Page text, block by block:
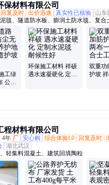
保材料有限公司
回复及时 出价迅速 真实性已核验
山东
毯、隧道防水板、膨润土防水毯、复合
垃圾填埋场用防渗膜
工绿
公路
环保施工材料 祥硕
遇水速凝硬化 定制
双重功
护坡
程材料有限公司
4年 厂 安心购 综合体验L0 回复及时
湖北武汉
轻集料混凝土、建筑回填陶粒